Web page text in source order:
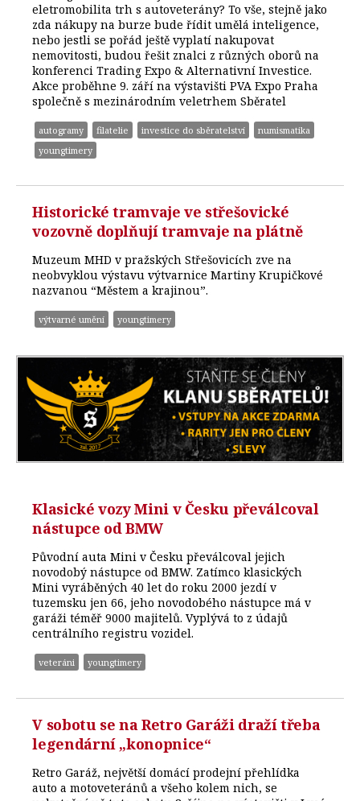
eletromobilita trh s autoveterány? To vše, stejně jako
zda nákupy na burze bude řídit umělá inteligence,
nebo jestli se pořád ještě vyplatí nakupovat
nemovitosti, budou řešit znalci z různých oborů na
konferenci Trading Expo & Alternativní Investice.
Akce proběhne 9. září na výstavišti PVA Expo Praha
společně s mezinárodním veletrhem Sběratel
autogramy filatelie investice do sběratelství
numismatika
youngtimery
Historické tramvaje ve střešovické
vozovně doplňují tramvaje na plátně
Muzeum MHD v pražských Střešovicích zve na
neobvyklou výstavu výtvarnice Martiny Krupičkové
nazvanou “Městem a krajinou”.
výtvarné umění youngtimery
Klasické vozy Mini v Česku převálcoval
nástupce od BMW
Původní auta Mini v Česku převálcoval jejich
novodobý nástupce od BMW. Zatímco klasických
Mini vyráběných 40 let do roku 2000 jezdí v
tuzemsku jen 66, jeho novodobého nástupce má v
garáži téměř 9000 majitelů. Vyplývá to z údajů
centrálního registru vozidel.
veteráni youngtimery
V sobotu se na Retro Garáži draží třeba
legendární „konopnice“
Retro Garáž, největší domácí prodejní přehlídka
auto a motoveteránů a všeho kolem nich, se